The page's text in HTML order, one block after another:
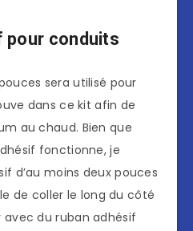
pour conduits
sera utilisé pour
dans ce kit afin de
au chaud. Bien que
fonctionne, je
d’au moins deux pouces
de coller le long du côté
avec du ruban adhésif